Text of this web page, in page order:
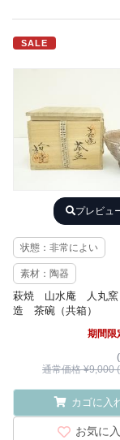
SALE
プレビュ
状態：非常によい
素材：陶器
萩焼 山水庵 人丸
造 茶碗（共箱）
期間限
通常価格 ¥9,000
カゴに入
お気に